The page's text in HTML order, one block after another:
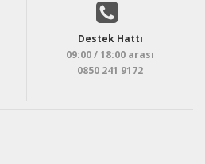
Destek Hattı
09:00 / 18:00 arası
0850 241 9172